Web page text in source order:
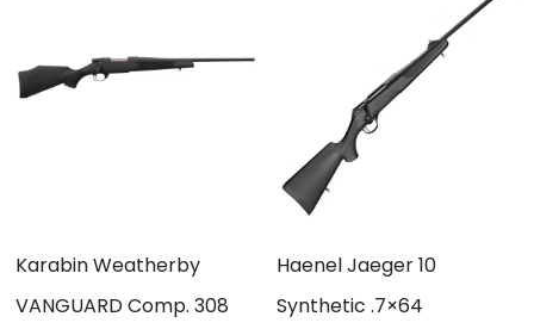
Karabin Weatherby
VANGUARD Comp. 308
Haenel Jaeger 10
Synthetic .7×64